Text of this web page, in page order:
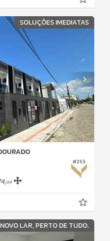
SOLUÇÕES IMEDIATAS
#253
00
LAR, PERTO DE TUDO.